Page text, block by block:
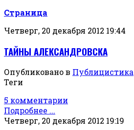
Страница
Четверг, 20 декабря 2012 19:44
ТАЙНЫ АЛЕКСАНДРОВСКА
Опубликовано в Публицистика
Теги
5 комментарии
Подробнее ...
Четверг, 20 декабря 2012 19:19